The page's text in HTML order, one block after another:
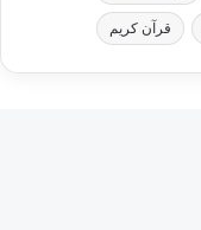
قرآن كريم